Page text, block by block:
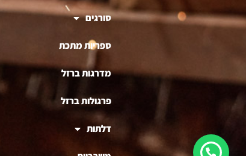
סורגים
ספריות מתכת
מדרגות ברזל
פרגולות ברזל
דלתות